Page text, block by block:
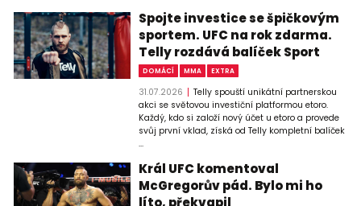
Spojte investice se špičkovým
sportem. UFC na rok zdarma.
Telly rozdává balíček Sport
DOMÁCÍ MMA EXTRA
31.07.2026
Telly spouští unikátní partnerskou
akci se světovou investiční platformou etoro.
Každý, kdo si založí nový účet u etoro a provede
svůj první vklad, získá od Telly kompletní balíček
...
Král UFC komentoval
McGregorův pád. Bylo mi ho
líto, překvapil